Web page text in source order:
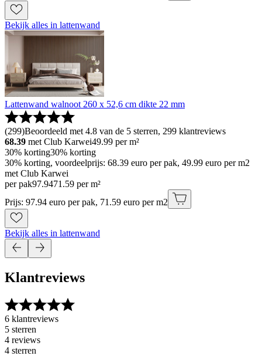
Bekijk alles in lattenwand
Lattenwand walnoot 260 x 52,6 cm dikte 22 mm
(299)Beoordeeld met 4.8 van de 5 sterren, 299 klantreviews
68.39 met Club Karwei49.99 per m²
30% korting30% korting
30% korting, voordeelprijs: 68.39 euro per pak, 49.99 euro per m2
met Club Karwei
per pak97.9471.59 per m²
Prijs: 97.94 euro per pak, 71.59 euro per m2
Bekijk alles in lattenwand
Klantreviews
6 klantreviews
5 sterren
4 reviews
4 sterren